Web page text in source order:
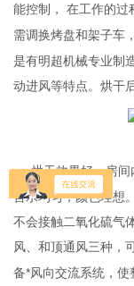
能控制， 在工作的过
需调换烤盘和架子车
是有明超机械专业制
动进风等特点。烘干
烘干效果好，房
含水均匀，颜色理想
不会接触二氧化硫气
风、和顶通风三种，
备*风向交流系统，